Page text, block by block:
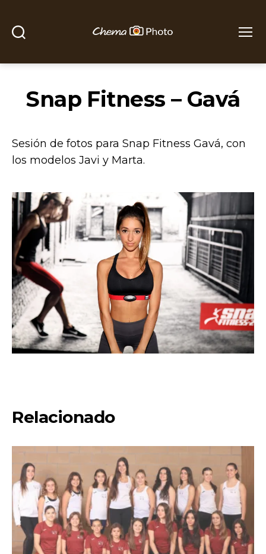
Photo
Snap Fitness – Gavá
Sesión de fotos para Snap Fitness Gavá, con
los modelos Javi y Marta.
Relacionado